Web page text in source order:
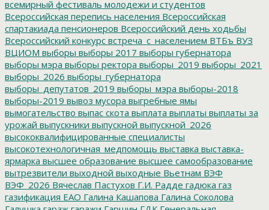
всемирный фестиваль молодежи и студентов
Всероссийская перепись населения Всероссийская
спартакиада пенсионеров Всероссийский день ходьбы
Всероссийский конкурс встреча_с_населением ВТБъ ВУЗ
ВЦИОМ выборы выборы 2017 выборы губернатора
выборы мэра выборы ректора выборы_2019 выборы_2021
выборы_2026 выборы_губернатора
выборы_депутатов_2019 выборы_мэра выборы-2018
выборы-2019 вывоз мусора выгребные ямы
вымогательство выпас скота выплата выплаты выплаты за
урожай выпускники выпускной выпускной_2026
высококвалифицированные специалисты
высокотехнологичная_медпомощь выставка выставка-
ярмарка высшее образование высшее самообразование
вытрезвители выходной выходные Вьетнам ВЭФ
ВЭФ_2026 Вячеслав Пастухов Г.И. Радде гадюка газ
газификация ЕАО Галина Кашапова Галина Соколова